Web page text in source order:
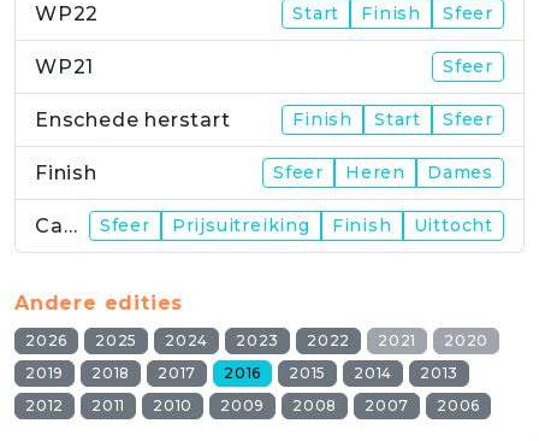
WP22 Start Finish Sfeer
WP21 Sfeer
Enschede herstart Finish Start Sfeer
Finish Sfeer Heren Dames
Campus Sfeer Prijsuitreiking Finish Uittocht
Andere edities
2026 2025 2024 2023 2022 2021
2020
2019
2018 2017 2016 2015 2014
2013
2012
2011 2010 2009 2008 2007 2006